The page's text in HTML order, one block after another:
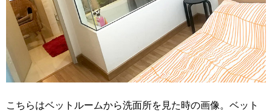
こちらはベットルームから洗面所を見た時の画像。ベット